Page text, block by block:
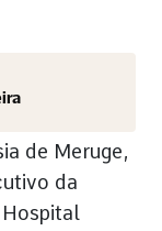
de Meruge,
da